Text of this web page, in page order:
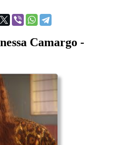
Camargo -